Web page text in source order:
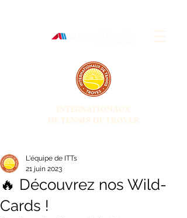
INTERNATIONAUX
DE TENNIS DE TROYES
🔥 Découvrez nos Wild-
Cards !
L'équipe de ITTs
21 juin 2023